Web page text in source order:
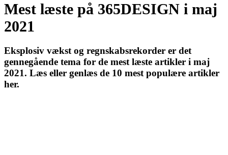
Mest læste på 365DESIGN i maj
2021
Eksplosiv vækst og regnskabsrekorder er det
gennegående tema for de mest læste artikler i maj
2021. Læs eller genlæs de 10 mest populære artikler
her.